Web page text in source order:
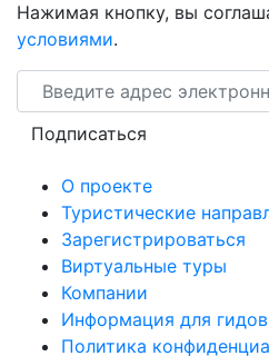
Нажимая кнопку, вы
условиями.
Email
Подписаться
О проекте
Туристические
Зарегистрироваться
Виртуальные туры
Компании
Информация для гидов
Политика